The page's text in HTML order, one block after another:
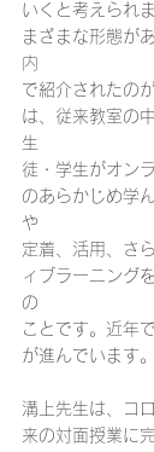
いくと考えられ
まざまな形態が
内
で紹介されたの
は、従来教室の
生
徒・学生がオン
のあらかじめ学
や
定着、活用、さ
ィブラーニング
の
ことです。近年
が進んでいます。
溝上先生は、コ
来の対面授業に